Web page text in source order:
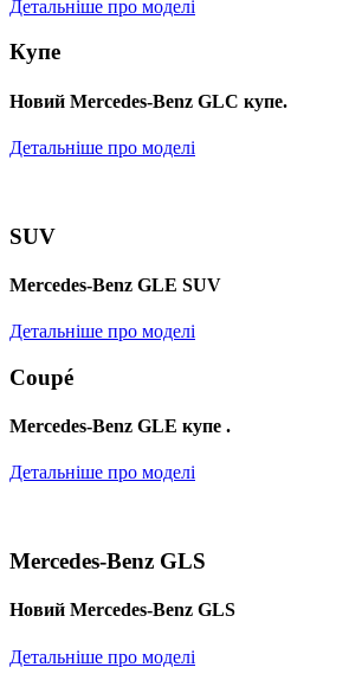
Детальніше про моделі
Купе
Новий Mercedes-Benz GLС купе.
Детальніше про моделі
SUV
Mercedes-Benz GLE SUV
Детальніше про моделі
Coupé
Mercedes-Benz GLE купе .
Детальніше про моделі
Mercedes-Benz GLS
Новий Mercedes-Benz GLS
Детальніше про моделі